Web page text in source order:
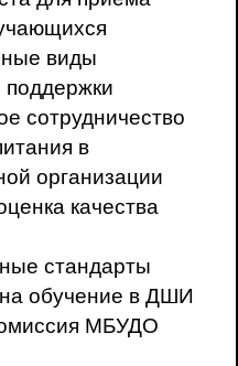
виды
сотрудничество
в
организации
качества
стандарты
обучение в ДШИ
МБУДО